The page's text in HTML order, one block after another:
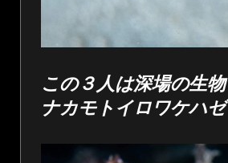
この３人は深場の生
ナカモトイロワケハ